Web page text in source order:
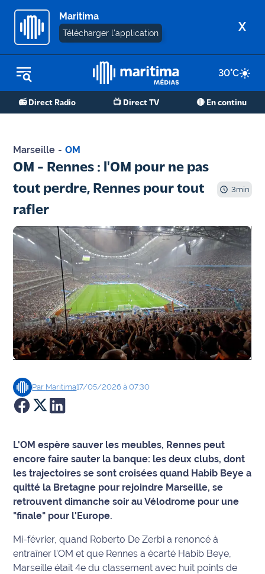
Maritima
Télécharger l'application X
30°C
📻 Direct Radio 📺 Direct TV 🔴 En continu
REPLAY RADIO
REPLAY TV
Martigues
de Berre
Marseille
- Aix
OM
Agenda
Faits
divers
Sports
Société
Culture
Économie
Éducation
Emploi
Environnement
Info
route
Marseille - OM
OM - Rennes : l'OM pour ne pas
tout perdre, Rennes pour tout
rafler
3min
Par Maritima17/05/2026 à 07:30
L'OM espère sauver les meubles, Rennes peut
encore faire sauter la banque: les deux clubs, dont
les trajectoires se sont croisées quand Habib Beye a
quitté la Bretagne pour rejoindre Marseille, se
retrouvent dimanche soir au Vélodrome pour une
"finale" pour l'Europe.
Mi-février, quand Roberto De Zerbi a renoncé à
entraîner l'OM et que Rennes a écarté Habib Beye,
Marseille était 4e du classement avec huit points de